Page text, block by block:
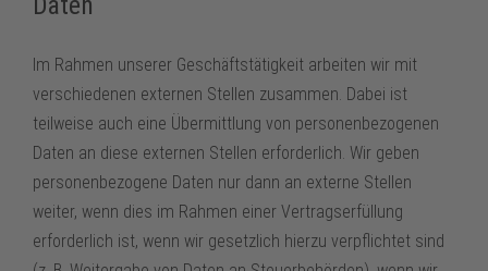
Im Rahmen unserer Geschäftstätigkeit arbeiten wir mit
verschiedenen externen Stellen zusammen. Dabei ist
teilweise auch eine Übermittlung von personenbezogenen
Daten an diese externen Stellen erforderlich. Wir geben
personenbezogene Daten nur dann an externe Stellen
weiter, wenn dies im Rahmen einer Vertragserfüllung
erforderlich ist, wenn wir gesetzlich hierzu verpflichtet sind